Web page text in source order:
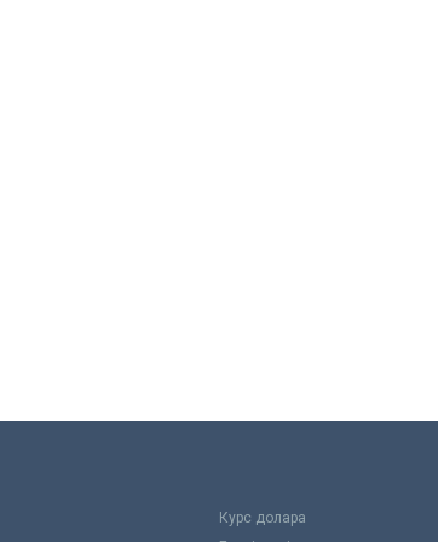
Курс долара